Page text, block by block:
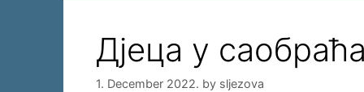
Дјеца у
1. December 2022. by sljezova